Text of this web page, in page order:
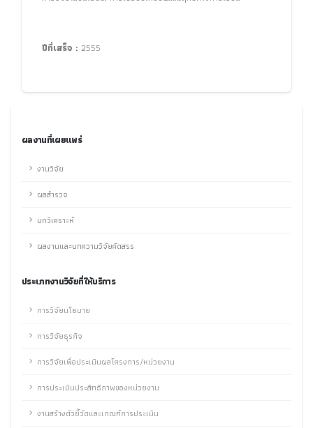
ปีที่เสร็จ : 2555
ผลงานที่เผยแพร่
งานวิจัย
ผลสำรวจ
บทวิเคราะห์
ผลงานและบทความวิจัยคัดสรร
ประเภทงานวิจัยที่ให้บริการ
การวิจัยนโยบาย
การวิจัยธุรกิจ
การวิจัยเพื่อประเมินผลโครงการ/หน่วยงาน
การประเมินประสิทธิภาพของหน่วยงาน
งานสร้างตัวชี้วัดและเกณฑ์การประเมิน